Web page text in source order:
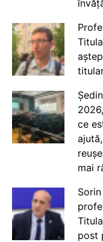
ce
mai
post